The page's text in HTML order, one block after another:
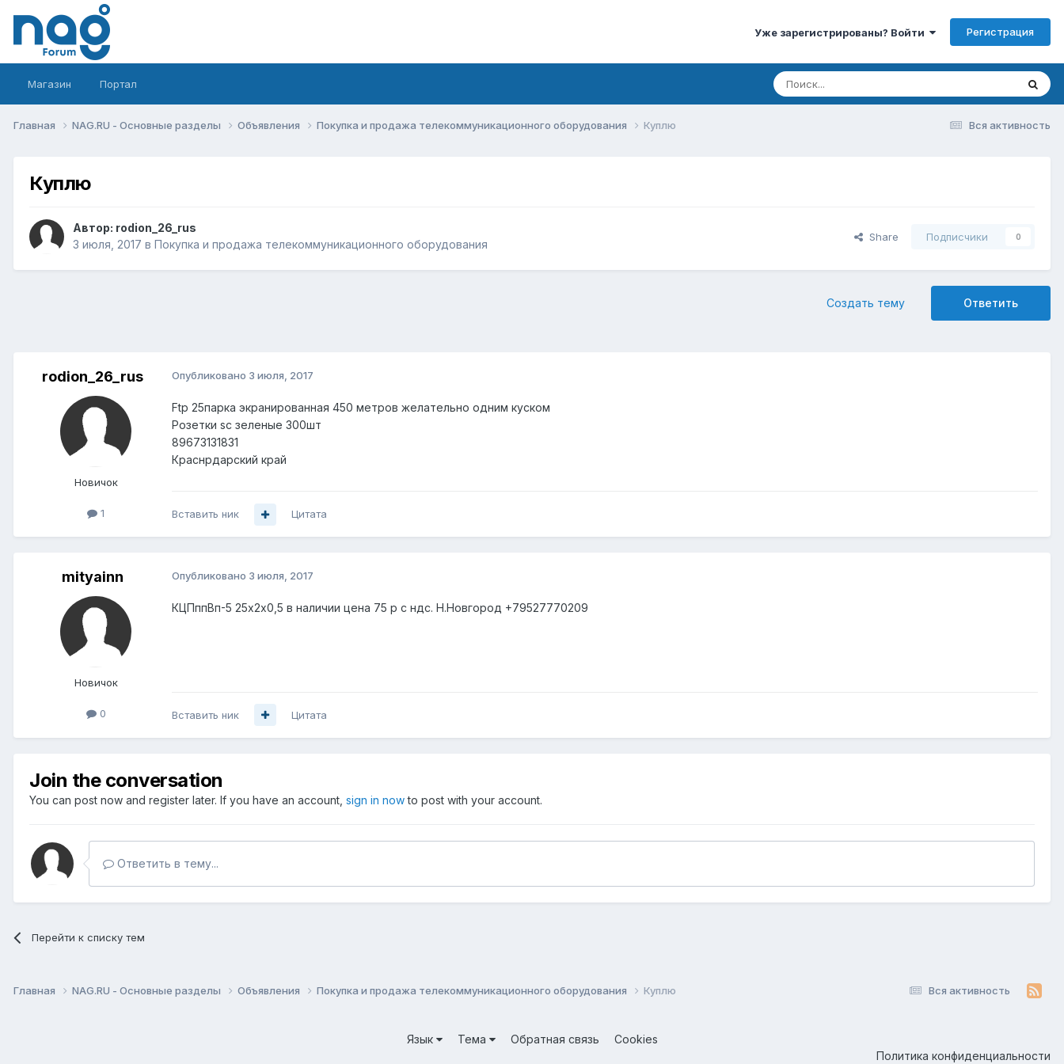
Уже зарегистрированы? Войти Регистрация
Магазин Портал
Вся активность
Главная NAG.RU - Основные разделы Объявления Покупка и продажа телекоммуникационного оборудования Куплю
Куплю
Автор: rodion_26_rus
3 июля, 2017 в Покупка и продажа телекоммуникационного оборудования
Share Подписчики 0
Ответить
Создать тему
rodion_26_rus
Новичок
1
Опубликовано 3 июля, 2017
Ftp 25парка экранированная 450 метров желательно одним куском
Розетки sc зеленые 300шт
89673131831
Краснрдарский край
Вставить ник Цитата
mityainn
Новичок
0
Опубликовано 3 июля, 2017
КЦПппВп-5 25х2х0,5 в наличии цена 75 р с ндс. Н.Новгород +79527770209
Вставить ник Цитата
Join the conversation
You can post now and register later. If you have an account, sign in nowto post with your account.
Ответить в тему...
Перейти к списку тем
Вся активность
Главная NAG.RU - Основные разделы Объявления Покупка и продажа телекоммуникационного оборудования Куплю
Язык Тема Обратная связь
Cookies
Политика конфиденциальности